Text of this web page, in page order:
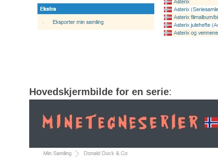
Hovedskjermbilde for en serie: